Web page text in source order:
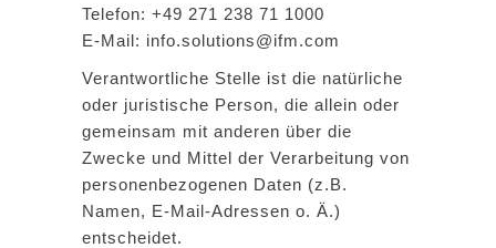
Telefon: +49 271 238 71 1000
E-Mail: info.solutions@ifm.com
Verantwortliche Stelle ist die natürliche
oder juristische Person, die allein oder
gemeinsam mit anderen über die
Zwecke und Mittel der Verarbeitung von
personenbezogenen Daten (z.B.
Namen, E-Mail-Adressen o. Ä.)
entscheidet.